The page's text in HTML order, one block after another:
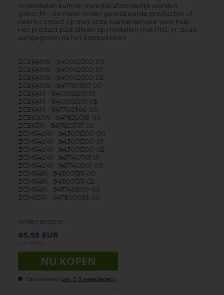
onderdelen kunnen meestal afzonderlijk worden
gekocht - zie meer onder gerelateerde producten of
neem contact op met onze klantenservice voor hulp.
Het product past alleen op modellen met PNC nr. zoals
aangegeven na het koppelteken.
ZCE640W - 940002502-00
ZCE640W - 940002502-01
ZCE640W - 940002502-02
ZCE640W - 947760367-00
ZCE641X - 940002501-01
ZCE641X - 940002501-03
ZCE641X - 947760366-00
ZCE650W - 947825018-00
ZCE651X - 947825017-00
ZCM640W - 943001500-00
ZCM640W - 943001500-01
ZCM640W - 943001500-02
ZCM640W - 947740761-01
ZCM640W - 947740901-00
ZCM641X - 943001511-00
ZCM641X - 943001511-02
ZCM641X - 947740900-00
ZCM651X - 947805033-00
onder andere…
65,95 EUR
Op voorraad (Lev. 2-3 weekdagen. ).